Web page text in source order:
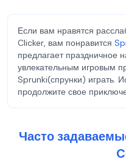
Если вам нравятся
Clicker, вам понравится
предлагает праздничное
увлекательным игровым
Sprunki(спрунки) играть.
продолжите свое
Часто